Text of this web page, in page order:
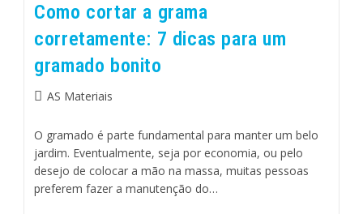
Como cortar a grama
corretamente: 7 dicas para um
gramado bonito
AS Materiais
O gramado é parte fundamental para manter um belo
jardim. Eventualmente, seja por economia, ou pelo
desejo de colocar a mão na massa, muitas pessoas
preferem fazer a manutenção do…